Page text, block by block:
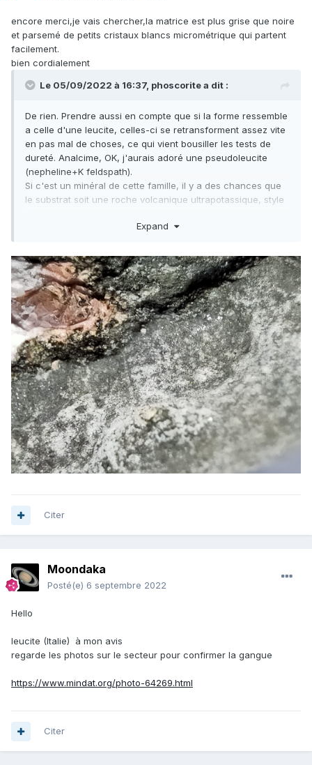
encore merci,je vais chercher,la matrice est plus grise que noire
et parsemé de petits cristaux blancs micrométrique qui partent
facilement.
bien cordialement
Le 05/09/2022 à 16:37, phoscoritea dit :
De rien. Prendre aussi en compte que si la forme ressemble
a celle d'une leucite, celles-ci se retransforment assez vite
en pas mal de choses, ce qui vient bousiller les tests de
dureté. Analcime, OK, j'aurais adoré une pseudoleucite
(nepheline+K feldspath).
Si c'est un minéral de cette famille, il y a des chances que
le substrat soit une roche volcanique ultrapotassique, style
Il faut peut-etre chercher la phlogopite ou une amphibole
Expand
Citer
Moondaka
Posté(e) 6 septembre 2022
Hello
leucite (Italie) à mon avis
regarde les photos sur le secteur pour confirmer la gangue
https://www.mindat.org/photo-64269.html
Citer